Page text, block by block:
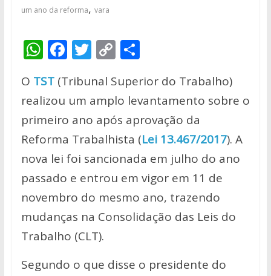
um ano da reforma, vara
W
at
s
A
p
p
F
e
b
o
o
k
T
itt
er
C
p
y
Li
n
k
S
ar
e
O TST (Tribunal Superior do Trabalho)
realizou um amplo levantamento sobre o
primeiro ano após aprovação da
Reforma Trabalhista (Lei 13.467/2017). A
nova lei foi sancionada em julho do ano
passado e entrou em vigor em 11 de
novembro do mesmo ano, trazendo
mudanças na Consolidação das Leis do
Trabalho (CLT).
Segundo o que disse o presidente do